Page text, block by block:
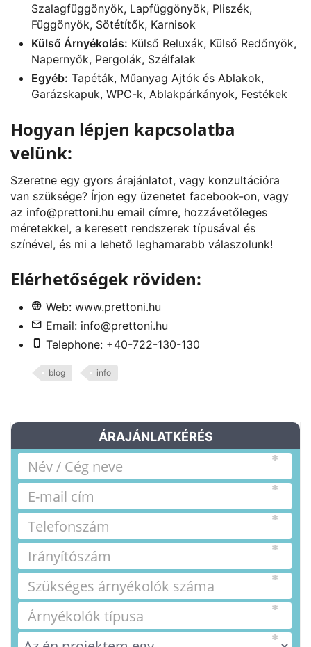
Szalagfüggönyök, Lapfüggönyök, Pliszék,
Függönyök, Sötétítők, Karnisok
Külső Árnyékolás: Külső Reluxák, Külső Redőnyök,
Napernyők, Pergolák, Szélfalak
Egyéb: Tapéták, Műanyag Ajtók és Ablakok,
Garázskapuk, WPC-k, Ablakpárkányok, Festékek
Hogyan lépjen kapcsolatba
velünk:
Szeretne egy gyors árajánlatot, vagy konzultációra
van szüksége? Írjon egy üzenetet facebook-on, vagy
az info@prettoni.hu email címre, hozzávetőleges
méretekkel, a keresett rendszerek típusával és
színével, és mi a lehető leghamarabb válaszolunk!
Elérhetőségek röviden:
Web: www.prettoni.hu
Email: info@prettoni.hu
Telephone: +40-722-130-130
blog info
ÁRAJÁNLATKÉRÉS